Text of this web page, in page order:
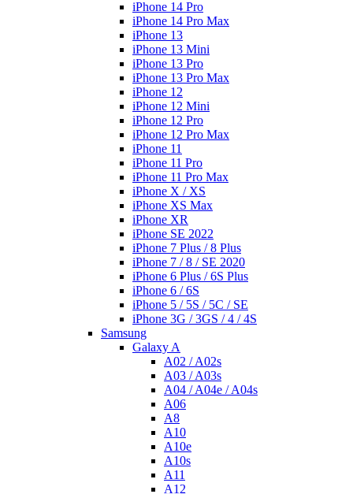
iPhone 14 Pro
iPhone 14 Pro Max
iPhone 13
iPhone 13 Mini
iPhone 13 Pro
iPhone 13 Pro Max
iPhone 12
iPhone 12 Mini
iPhone 12 Pro
iPhone 12 Pro Max
iPhone 11
iPhone 11 Pro
iPhone 11 Pro Max
iPhone X / XS
iPhone XS Max
iPhone XR
iPhone SE 2022
iPhone 7 Plus / 8 Plus
iPhone 7 / 8 / SE 2020
iPhone 6 Plus / 6S Plus
iPhone 6 / 6S
iPhone 5 / 5S / 5C / SE
iPhone 3G / 3GS / 4 / 4S
Samsung
Galaxy A
A02 / A02s
A03 / A03s
A04 / A04e / A04s
A06
A8
A10
A10e
A10s
A11
A12